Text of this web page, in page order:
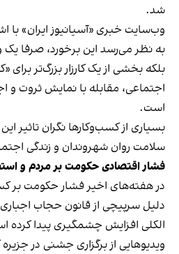
شد.
وب‌سایت خبری «آسیانیوز ایران» با
به نظر می‌رسد این برخورد، صرفا
بلکه بخشی از یک کارزار بزرگ‌تر
اجتماعی، مقابله با نمایش ثروت و
است.
بسیاری از کسب‌وکارها نگران تاثیر
سلامت روان شهروندان و زندگی
فشار اقتصادی حکومت بر مردم و
در هفته‌های اخیر فشار حکومت بر
دلیل سرپیچی از قانون حجاب
الکلی افزایش چشمگیری پیدا کرده
ویدیوهایی از برگزاری جشنی در